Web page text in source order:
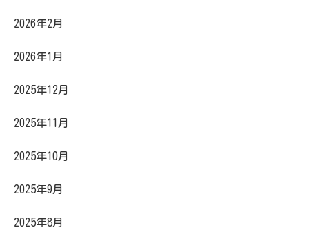
2026年2月
2026年1月
2025年12月
2025年11月
2025年10月
2025年9月
2025年8月